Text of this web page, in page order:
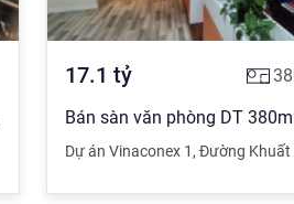
,Hà Nội
17.1 tỷ
Dự án Vinaconex 1 , Đường Khuất